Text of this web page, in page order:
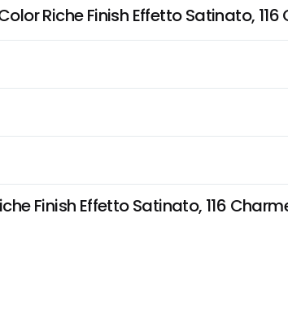
Riche Finish Effetto Satinato, 116
Finish Effetto Satinato, 116